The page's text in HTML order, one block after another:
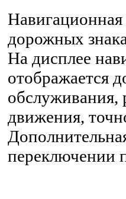
дорожных
На дисплее
отображается
обслуживания,
движения,
переключении